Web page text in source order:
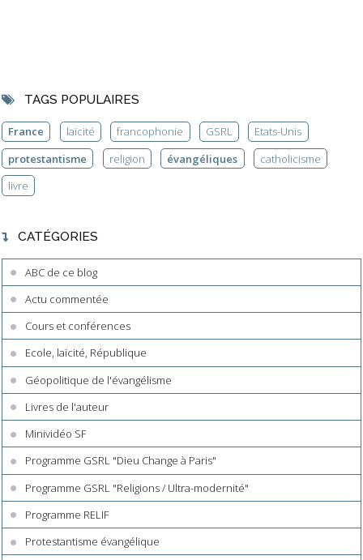
TAGS POPULAIRES
France laïcité francophonie GSRL
Etats-Unis
protestantisme
religion évangéliques
catholicisme
livre
CATÉGORIES
ABC de ce blog
Actu commentée
Cours et conférences
Ecole, laïcité, République
Géopolitique de l'évangélisme
Livres de l'auteur
Minividéo SF
Programme GSRL "Dieu Change à Paris"
Programme GSRL "Religions / Ultra-modernité"
Programme RELIF
Protestantisme évangélique